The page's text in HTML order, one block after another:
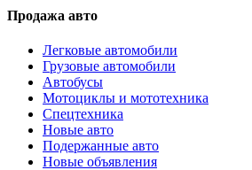
Продажа авто
Легковые автомобили
Грузовые автомобили
Автобусы
Мотоциклы и мототехника
Спецтехника
Новые авто
Подержанные авто
Новые объявления